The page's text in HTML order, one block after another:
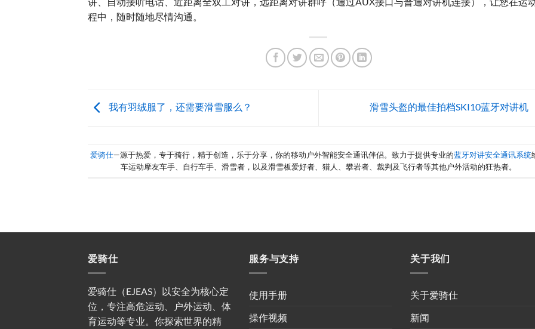
程中，随时随地尽情沟通。
我有羽绒服了，还需要滑雪服么？ 滑雪头盔的最佳拍档SKI10蓝牙对讲机
爱骑仕—源于热爱，专于骑行，精于创造，乐于分享，你的移动户外智能安全通讯伴侣。致力于提供专业的蓝牙对讲安全通讯系统
车运动摩友车手、自行车手、滑雪者，以及滑雪板爱好者、猎人、攀岩者、裁判及飞行者等其他户外活动的狂热者。
爱骑仕
爱骑仕（EJEAS）以安全为核心定
位，专注高危运动、户外运动、体
育运动等专业。你探索世界的精
服务与支持
使用手册
操作视频
关于我们
关于爱骑仕
新闻